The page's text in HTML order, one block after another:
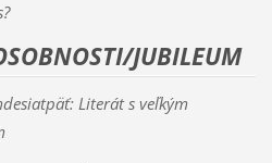
JUBILEUM
Literát s veľkým